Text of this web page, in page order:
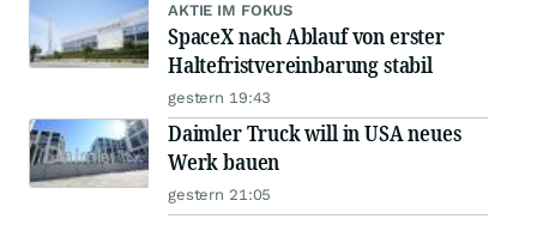
AKTIE IM FOKUS
SpaceX nach Ablauf von erster
Haltefristvereinbarung stabil
gestern 19:43
Daimler Truck will in USA neues
Werk bauen
gestern 21:05